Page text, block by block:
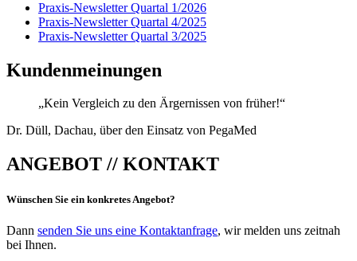
Praxis-Newsletter Quartal 1/2026
Praxis-Newsletter Quartal 4/2025
Praxis-Newsletter Quartal 3/2025
Kundenmeinungen
„Kein Vergleich zu den Ärgernissen von früher!“
Dr. Düll, Dachau, über den Einsatz von PegaMed
ANGEBOT // KONTAKT
Wünschen Sie ein konkretes Angebot?
Dann senden Sie uns eine Kontaktanfrage, wir melden uns zeitnah
bei Ihnen.